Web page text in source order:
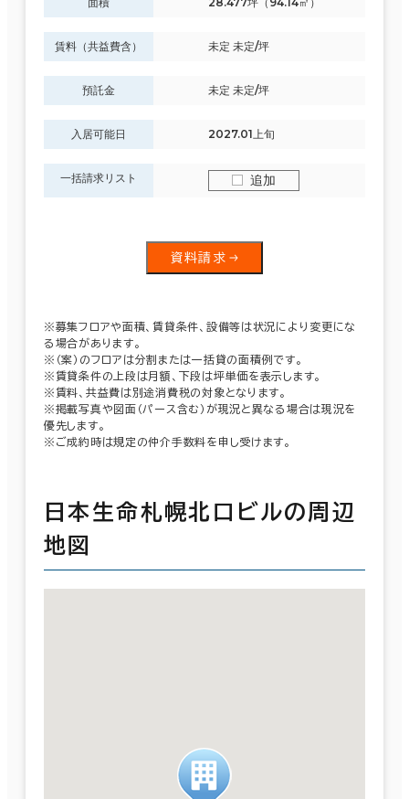
賃料（共益費含） 未定 未定/坪
預託金 未定 未定/坪
入居可能日 2027.01上旬
一括請求リスト 追加
資料請求
※募集フロアや面積、賃貸条件、設備等は状況により変更にな
る場合があります。
※（案）のフロアは分割または一括貸の面積例です。
※賃貸条件の上段は月額、下段は坪単価を表示します。
※賃料、共益費は別途消費税の対象となります。
※掲載写真や図面（パース含む）が現況と異なる場合は現況を
優先します。
※ご成約時は規定の仲介手数料を申し受けます。
日本生命札幌北口ビルの周辺
地図